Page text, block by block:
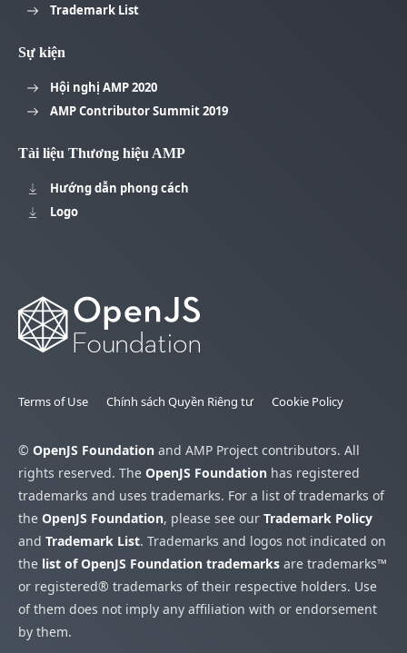
Trademark List
Sự kiện
Hội nghị AMP 2020
AMP Contributor Summit 2019
Tài liệu Thương hiệu AMP
Hướng dẫn phong cách
Logo
Terms of Use Chính sách Quyền Riêng tư Cookie Policy
© OpenJS Foundation and AMP Project contributors. All
rights reserved. The OpenJS Foundation has registered
trademarks and uses trademarks. For a list of trademarks of
the OpenJS Foundation, please see our Trademark Policy
and Trademark List. Trademarks and logos not indicated on
the list of OpenJS Foundation trademarks are trademarks™
or registered® trademarks of their respective holders. Use
of them does not imply any affiliation with or endorsement
by them.